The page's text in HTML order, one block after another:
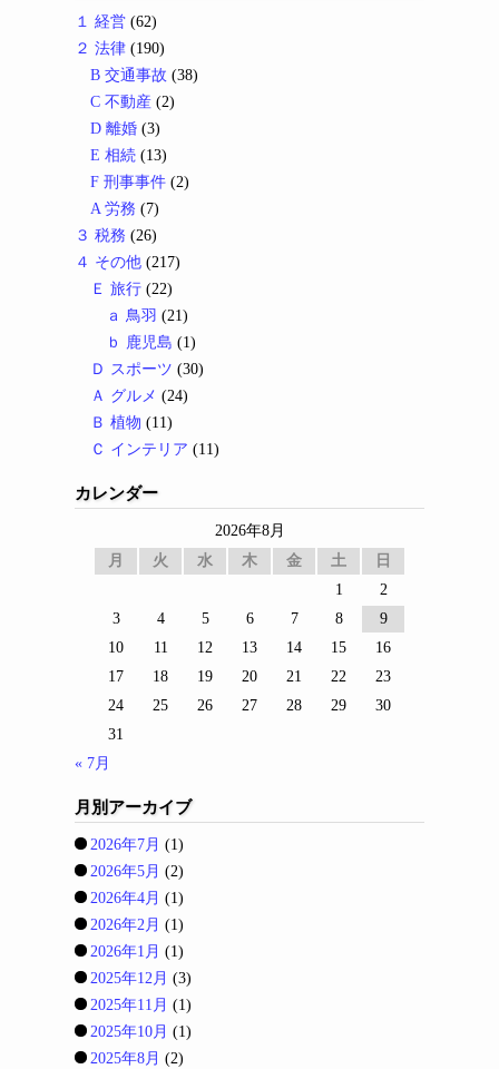
１ 経営 (62)
２ 法律 (190)
B 交通事故 (38)
C 不動産 (2)
D 離婚 (3)
E 相続 (13)
F 刑事事件 (2)
A 労務 (7)
３ 税務 (26)
４ その他 (217)
Ｅ 旅行 (22)
ａ 鳥羽 (21)
ｂ 鹿児島 (1)
Ｄ スポーツ (30)
Ａ グルメ (24)
Ｂ 植物 (11)
Ｃ インテリア (11)
カレンダー
2026年8月
月
火 水 木 金 土
日
1
2
3
4 5 6 7 8
9
10
11 12 13 14 15
16
17
18 19 20 21 22
23
24
25 26 27 28 29
30
31
« 7月
月別アーカイブ
2026年7月 (1)
2026年5月 (2)
2026年4月 (1)
2026年2月 (1)
2026年1月 (1)
2025年12月 (3)
2025年11月 (1)
2025年10月 (1)
2025年8月 (2)